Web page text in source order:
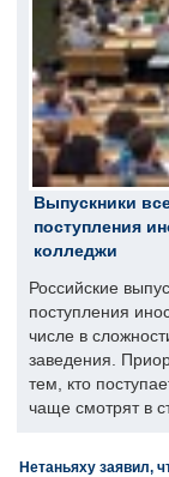
Выпускники
поступления
колледжи
Российские
поступления
числе в
заведения.
тем, кто
чаще смотрят в
Нетаньяху заявил,